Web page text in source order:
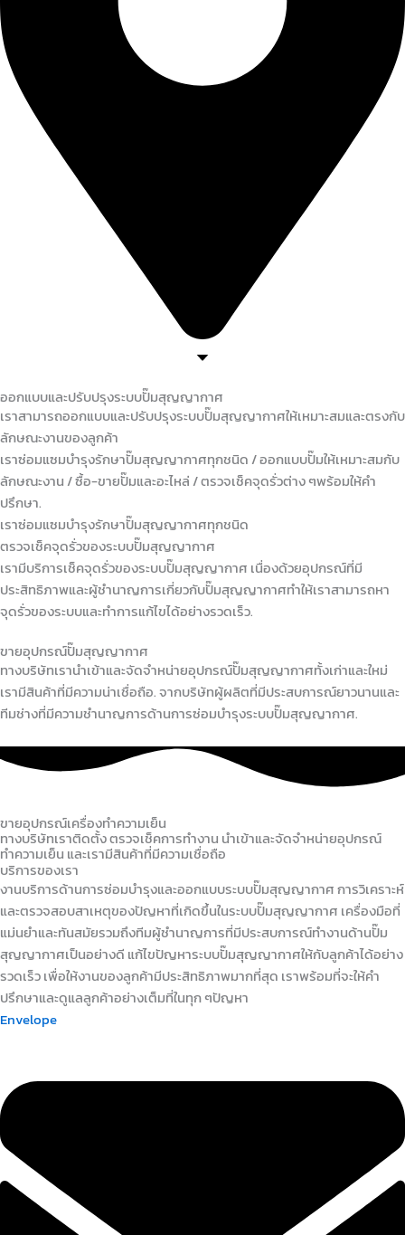
ออกแบบและปรับปรุงระบบปั๊มสุญญากาศ
เราสามารถออกแบบและปรับปรุงระบบปั๊มสุญญากาศให้เหมาะสมและตรงกับ
ลักษณะงานของลูกค้า
เราซ่อมแซมบำรุงรักษาปั๊มสุญญากาศทุกชนิด / ออกแบบปั๊มให้เหมาะสมกับ
ลักษณะงาน / ซื้อ-ขายปั๊มและอะไหล่ / ตรวจเช็คจุดรั่วต่าง ๆพร้อมให้คำ
ปรึกษา.
เราซ่อมแซมบำรุงรักษาปั๊มสุญญากาศทุกชนิด
ตรวจเช็คจุดรั่วของระบบปั๊มสุญญากาศ
เรามีบริการเช็คจุดรั่วของระบบปั๊มสุญญากาศ เนื่องด้วยอุปกรณ์ที่มี
ประสิทธิภาพและผู้ชำนาญการเกี่ยวกับปั๊มสุญญากาศทำให้เราสามารถหา
จุดรั่วของระบบและทำการแก้ไขได้อย่างรวดเร็ว.
ขายอุปกรณ์ปั๊มสุญญากาศ
ทางบริษัทเรานำเข้าและจัดจำหน่ายอุปกรณ์ปั๊มสุญญากาศทั้งเก่าและใหม่
เรามีสินค้าที่มีความน่าเชื่อถือ. จากบริษัทผู้ผลิตที่มีประสบการณ์ยาวนานและ
ทีมช่างที่มีความชำนาญการด้านการซ่อมบำรุงระบบปั๊มสุญญากาศ.
ขายอุปกรณ์เครื่องทำความเย็น
ทางบริษัทเราติดตั้ง ตรวจเช็คการทำงาน นำเข้าและจัดจำหน่ายอุปกรณ์
ทำความเย็น และเรามีสินค้าที่มีความเชื่อถือ
บริการของเรา
งานบริการด้านการซ่อมบำรุงและออกแบบระบบปั๊มสุญญากาศ การวิเคราะห์
และตรวจสอบสาเหตุของปัญหาที่เกิดขึ้นในระบบปั๊มสุญญากาศ เครื่องมือที่
แม่นยำและทันสมัยรวมถึงทีมผู้ชำนาญการที่มีประสบการณ์ทำงานด้านปั๊ม
สุญญากาศเป็นอย่างดี แก้ไขปัญหาระบบปั๊มสุญญากาศให้กับลูกค้าได้อย่าง
รวดเร็ว เพื่อให้งานของลูกค้ามีประสิทธิภาพมากที่สุด เราพร้อมที่จะให้คำ
ปรึกษาและดูแลลูกค้าอย่างเต็มที่ในทุก ๆปัญหา
Envelope